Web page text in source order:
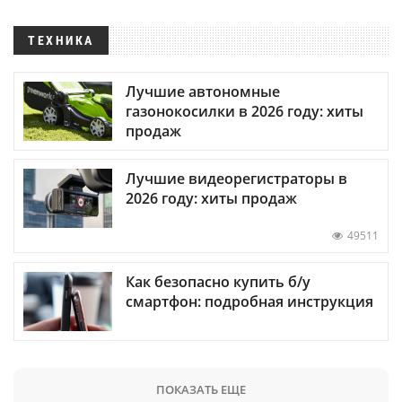
ТЕХНИКА
Лучшие автономные
газонокосилки в 2026 году: хиты
продаж
Лучшие видеорегистраторы в
2026 году: хиты продаж
49511
Как безопасно купить б/у
смартфон: подробная инструкция
ПОКАЗАТЬ ЕЩЕ